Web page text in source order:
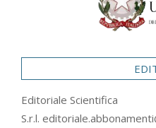
Editoriale Scientifica
S.r.l.